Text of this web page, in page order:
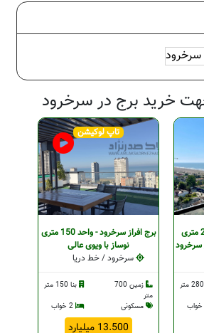
خرید برج در سرخرود
خرید آپارتمان ساحلی 280 متری
سرخرود
تاپ لوکیشن
برج افراز سرخرود - واحد 150 متری
نوساز با ویوی عالی
سرخرود / خط دریا
زمین 700
متر
بنا 150 متر
مسکونی
2 خواب
13.500 میلیارد